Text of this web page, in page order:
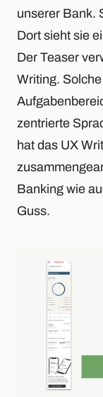
unserer Bank.
Dort sieht sie
Der Teaser
Writing.
zentrierte
hat das UX
Banking wie
Guss.